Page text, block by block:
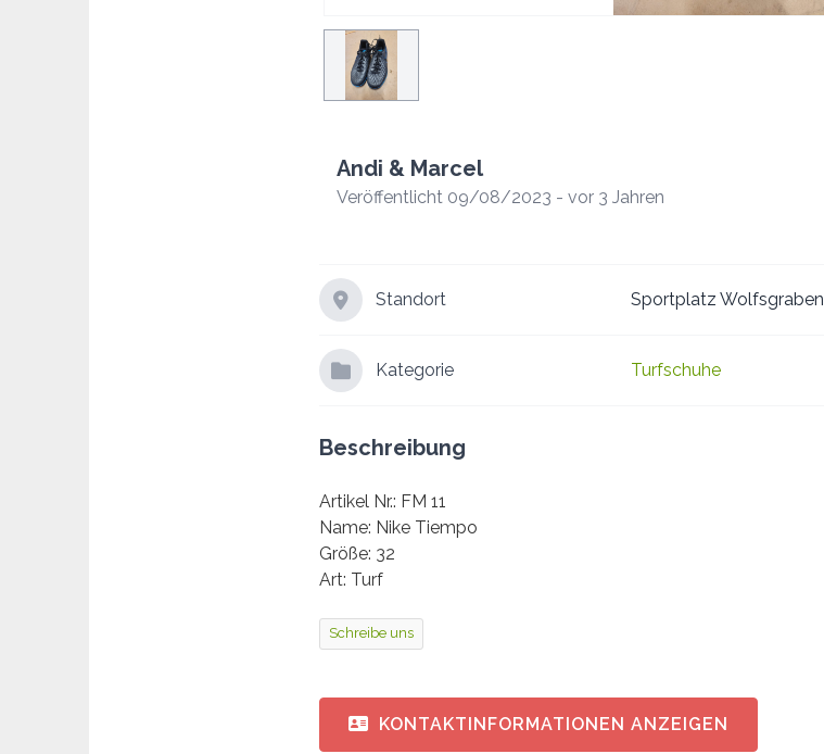
Andi & Marcel
Veröffentlicht 09/08/2023 - vor 3 Jahren
Standort Sportplatz Wolfsgraben
Kategorie Turfschuhe
Beschreibung
Artikel Nr.: FM 11
Name: Nike Tiempo
Größe: 32
Art: Turf
Schreibe uns
KONTAKTINFORMATIONEN ANZEIGEN